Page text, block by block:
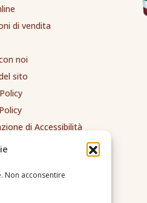
Non acconsentire
di vendita
noi
sito
di Accessibilità